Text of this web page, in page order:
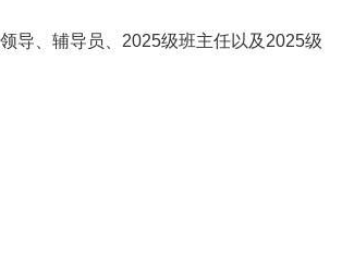
导、辅导员、2025级班主任以及2025级